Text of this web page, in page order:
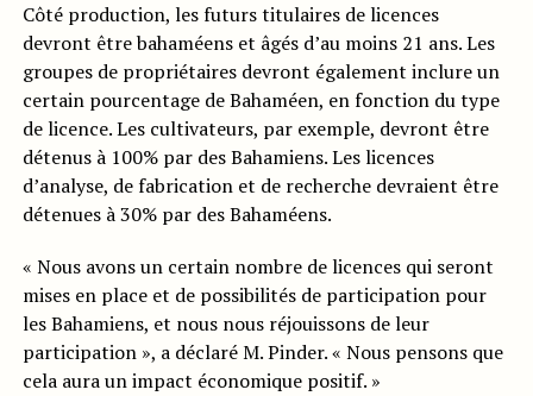
Côté production, les futurs titulaires de licences
devront être bahaméens et âgés d’au moins 21 ans. Les
groupes de propriétaires devront également inclure un
certain pourcentage de Bahaméen, en fonction du type
de licence. Les cultivateurs, par exemple, devront être
détenus à 100% par des Bahamiens. Les licences
d’analyse, de fabrication et de recherche devraient être
détenues à 30% par des Bahaméens.
« Nous avons un certain nombre de licences qui seront
mises en place et de possibilités de participation pour
les Bahamiens, et nous nous réjouissons de leur
participation », a déclaré M. Pinder. « Nous pensons que
cela aura un impact économique positif. »